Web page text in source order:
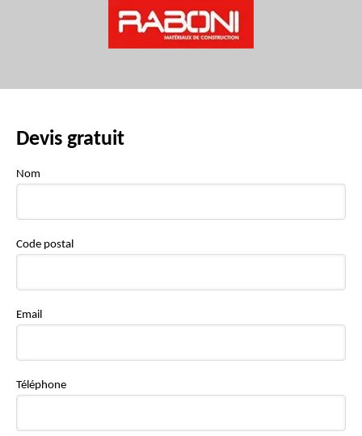
Devis gratuit
Nom
Code postal
Email
Téléphone